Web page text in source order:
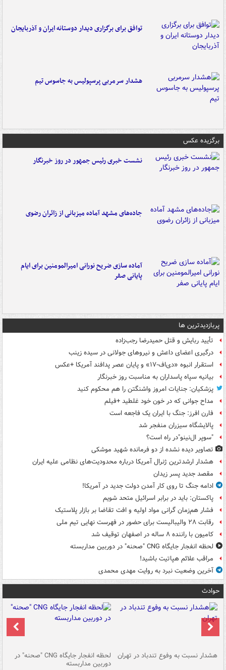
توافق برای برگزاری دیدار دوستانه ایران و آذربایجان
هشدار سرمربی پرسپولیس به جاسوس تیم
برگزیده عکس
نشست خبری رئیس جمهور در روز خبرنگار
جاده‌های مشهد آماده میزبانی از زائران رضوی
آماده سازی ضریح نورانی امیرالمومنین برای ایام
پایانی صفر
پربازدیدترین ها
تأیید ربایش و قتل حمیدرضا رجب‌زاده
درگیری اعضای داعش و نیروهای جولانی در سیده زینب
استقرار انبوه «دی‌اف‑۱۷» و پایان عصر پدافند آمریکا +عکس
بیانیه سپاه پاسداران به مناسبت روز خبرنگار
پزشکیان: جنایات امروز واشنگتن را هم محکوم کنید
مداح جوانی که در خون خود غلطید +فیلم
فارن افرز: جنگ با ایران یک فاجعه است
پالایشگاه سیزران منفجر شد
"سوپر ال‌نینو"در راه است؟
تصاویر دیده‌ نشده از دو فرمانده شهید موشکی
هشدار ارشدترین ژنرال آمریکا درباره محدودیت‌های نظامی علیه ایران
مقصد جدید پسر زیدان
ادامه جنگ تا روی کار آمدن دولت جدید در آمریکا!
پاکستان: باید در برابر اسرائیل متحد شویم
فشار هم‌زمان گرانی مواد اولیه و افت تقاضا بر بازار پلاستیک
رقابت ۲۸ والیبالیست برای حضور در فهرست نهایی تیم ملی
کامیون با راننده ۸ ساله در اصفهان توقیف شد
لحظه انفجار جایگاه CNG "صحنه" در دوربین مداربسته
مراقب علائم هپاتیت باشید!
آخرین وضعیت نبرد به روایت مهدی محمدی
حوادث
هشدار نسبت به وفوع تندباد در تهران لحظه انفجار جایگاه CNG "صحنه" در
دوربین مداربسته